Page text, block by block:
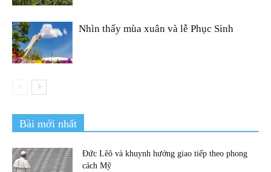
Nhìn thấy mùa xuân và lễ Phục Sinh
Bài mới nhất
Đức Lêô và khuynh hướng giao tiếp theo phong
cách Mỹ